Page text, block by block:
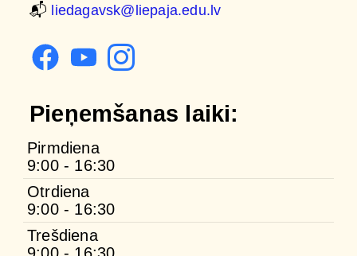
📬 liedagavsk@liepaja.edu.lv
Pieņemšanas laiki:
Pirmdiena
9:00 - 16:30
Otrdiena
9:00 - 16:30
Trešdiena